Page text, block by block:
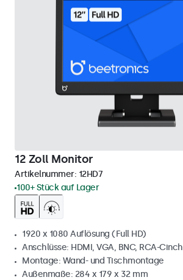
12 Zoll Monitor
Artikelnummer: 12HD7
100+ Stück auf Lager
1920 x 1080 Auflösung (Full HD)
Anschlüsse: HDMI, VGA, BNC, RCA-Cinch
Montage: Wand- und Tischmontage
Außenmaße: 284 x 179 x 32 mm